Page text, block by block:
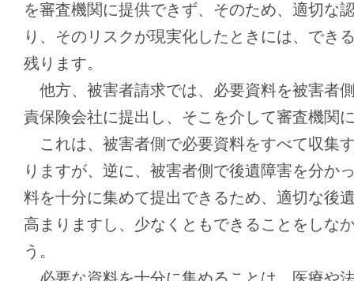
を審査機関に提供できず、そのため、適切な
り、そのリスクが現実化したときには、でき
残ります。
他方、被害者請求では、必要資料を被害者
責保険会社に提出し、そこを介して審査機関
これは、被害者側で必要資料をすべて収集
りますが、逆に、被害者側で後遺障害を分か
料を十分に集めて提出できるため、適切な後
高まりますし、少なくともできることをしな
う。